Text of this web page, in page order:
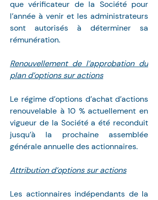
que vérificateur de la Société pour
l’année à venir et les administrateurs
sont autorisés à déterminer sa
rémunération.
Renouvellement de l’approbation du
plan d’options sur actions
Le régime d’options d’achat d’actions
renouvelable à 10 % actuellement en
vigueur de la Société a été reconduit
jusqu’à la prochaine assemblée
générale annuelle des actionnaires.
Attribution d’options sur actions
Les actionnaires indépendants de la